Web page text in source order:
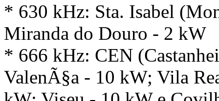
* 630 kHz: Sta. Isabel
Miranda do Douro - 2 kW
* 666 kHz: CEN
ValenÃ§a - 10 kW; Vila